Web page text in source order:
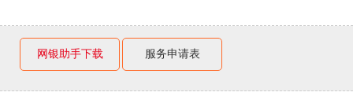
网银助手下载 服务申请表